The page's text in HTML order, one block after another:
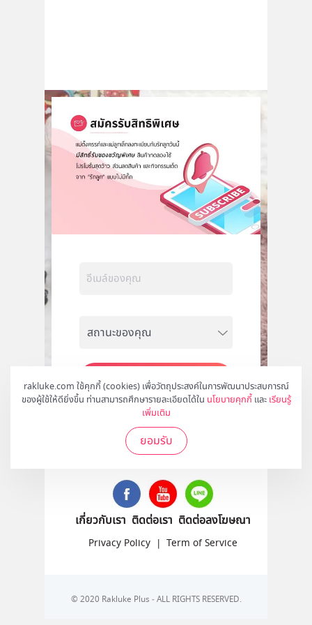
rakluke.com ใช้คุกกี้ (cookies) เพื่อวัตถุประสงค์ในการพัฒนาประสบการณ์
ของผู้ใช้ให้ดียิ่งขึ้น ท่านสามารถศึกษารายละเอียดได้ใน นโยบายคุกกี้ และ เรียนรู้
เพิ่มเติม
ยอมรับ
สมัคร
ติดตามเราได้ที่
เกี่ยวกับเรา ติดต่อเรา ติดต่อลงโฆษณา
Privacy Policy | Term of Service
© 2020 Rakluke Plus - ALL RIGHTS RESERVED.